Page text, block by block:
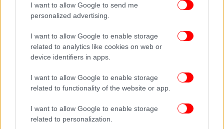
I want to allow Google to send me
personalized advertising.
I want to allow Google to enable storage
related to analytics like cookies on web or
device identifiers in apps.
I want to allow Google to enable storage
related to functionality of the website or app.
I want to allow Google to enable storage
related to personalization.
Ο Γκαλουτσένκο διετέλεσε υπουργός Ενέργειας της
Ουκρανίας από το 2021 έως το 2025 και τον Ιούλιο
του 2025 ανέλαβε το χαρτοφυλάκιο της
Δικαιοσύνης, από το οποίοαποπέμφθηκε τον
Νοέμβριοεν μέσω του σκανδάλου. Την ίδια ημέρα
Σβιτλάνα Χρίντσουκ, η οποία φέρεται επίσης να
εμπλέκεται στην υπόθεση.